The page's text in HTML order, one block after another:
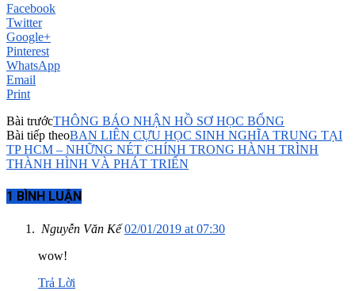
Facebook
Twitter
Google+
Pinterest
WhatsApp
Email
Print
Bài trướcTHÔNG BÁO NHẬN HỒ SƠ HỌC BỔNG
Bài tiếp theoBAN LIÊN CỰU HỌC SINH NGHĨA TRUNG TẠI
TP HCM – NHỮNG NÉT CHÍNH TRONG HÀNH TRÌNH
THÀNH HÌNH VÀ PHÁT TRIỂN
1 BÌNH LUẬN
Nguyễn Văn Kế 02/01/2019 at 07:30
wow!
Trả Lời